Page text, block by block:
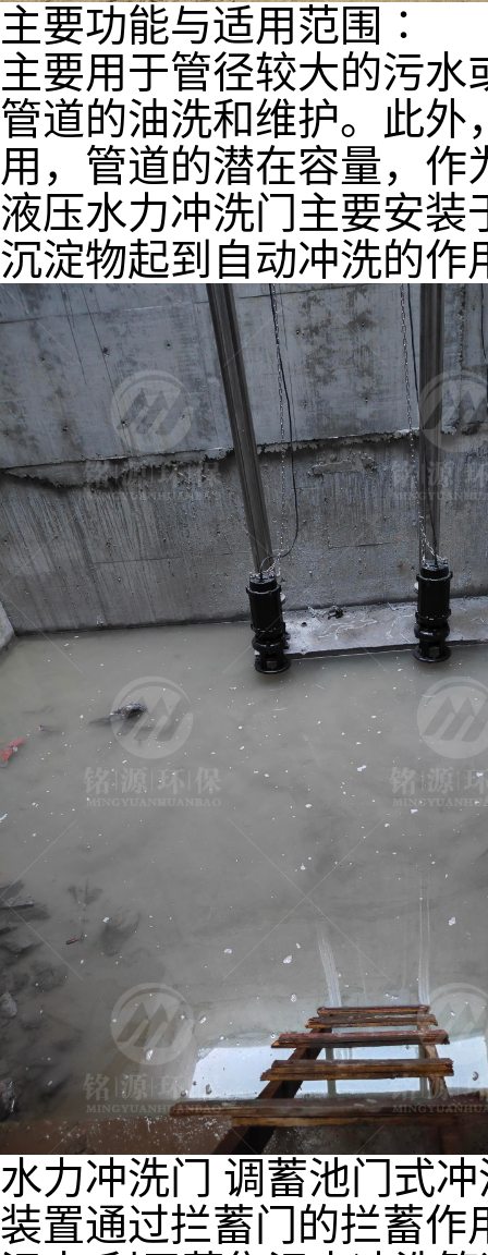
主要功能与适用范围∶
主要用于管径较大的污
管道的油洗和维护。此外
用，管道的潜在容量，
液压水力冲洗门主要安
沉淀物起到自动冲洗的作
水力冲洗门 调蓄池门式
装置通过拦蓄门的拦蓄作